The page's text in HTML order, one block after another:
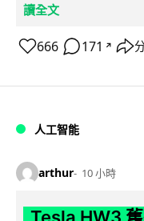
讀全文
666 171 ↗
人工智能
arthur 10 小時
Tesla HW3